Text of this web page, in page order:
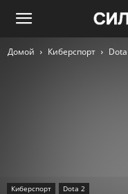
Домой Киберспорт
Киберспорт Dota 2